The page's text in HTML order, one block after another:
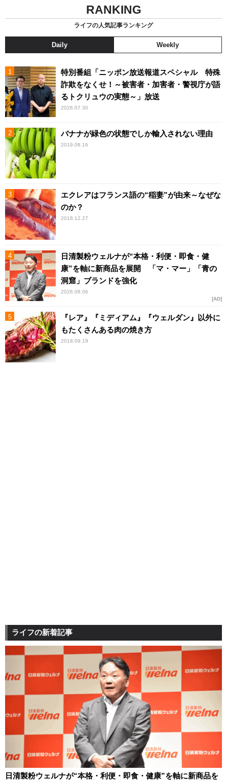
RANKING
ライフの人気記事ランキング
Daily Weekly
特別番組「ニッポン放送報道スペシャル 特殊
詐欺をなくせ！～被害者・加害者・警視庁が語
るトクリュウの実態～」放送
2026.07.30
バナナが緑色の状態でしか輸入されない理由
2019.08.16
エクレアはフランス語の“稲妻”が由来～なぜな
のか？
2018.12.27
日清製粉ウェルナが“本格・利便・即食・健
康”を軸に新商品を展開 「マ・マー」「青の
洞窟」ブランドを強化
2026.08.06
AD
『レア』『ミディアム』『ウェルダン』以外に
もたくさんある肉の焼き方
2018.09.19
ライフの新着記事
日清製粉ウェルナが“本格・利便・即食・健康”を軸に新商品を